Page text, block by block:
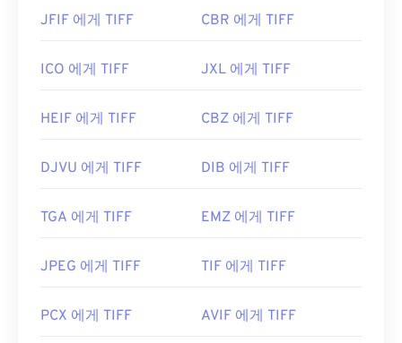
JFIF 에게 TIFF CBR 에게 TIFF
ICO 에게 TIFF JXL 에게 TIFF
HEIF 에게 TIFF CBZ 에게 TIFF
DJVU 에게 TIFF DIB 에게 TIFF
TGA 에게 TIFF EMZ 에게 TIFF
JPEG 에게 TIFF TIF 에게 TIFF
PCX 에게 TIFF AVIF 에게 TIFF